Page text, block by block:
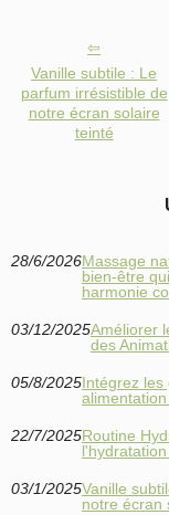
Vanille subtile : Le
parfum irrésistible de
notre écran solaire
teinté
28/6/2026Massage
bien-être
harmonie
03/12/2025Améliorer
des
05/8/2025Intégrez les
22/7/2025Routine
03/1/2025Vanille
notre écran